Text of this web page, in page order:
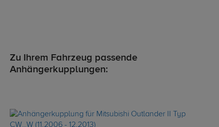
Zu Ihrem Fahrzeug passende
Anhängerkupplungen: